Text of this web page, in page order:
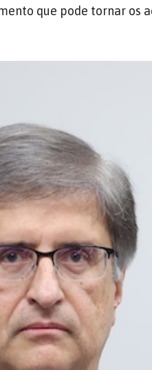
que pode tornar os